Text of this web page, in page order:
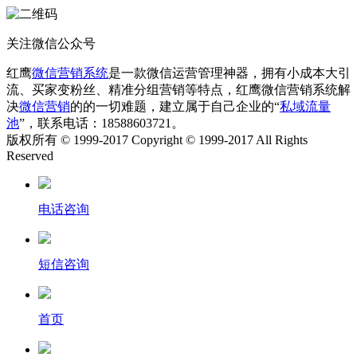
关注微信公众号
红鹰微信营销系统是一款微信运营管理神器，拥有小成本大引
流、买家变粉丝、精准分组营销等特点，红鹰微信营销系统解
决微信营销的的一切难题，建立属于自己企业的“私域流量
池”，联系电话：18588603721。
版权所有 © 1999-2017 Copyright © 1999-2017 All Rights
Reserved
电话咨询
短信咨询
首页